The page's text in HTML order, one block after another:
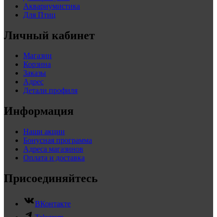
Аквариумистика
Для Птиц
Личный кабинет
Магазин
Корзина
Заказы
Адрес
Детали профиля
Информация
Наши акции
Бонусная программа
Адреса магазинов
Оплата и доставка
Присоединяйтесь
ВКонтакте